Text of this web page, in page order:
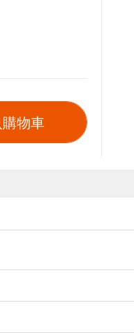
物車